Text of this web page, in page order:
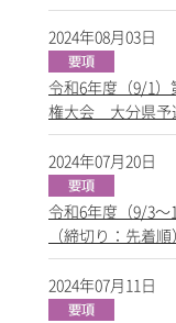
2024年08月03日
令和6年度（9/1
権大会 大分県予
2024年07月20日
令和6年度（9/3
（締切り：先
2024年07月11日